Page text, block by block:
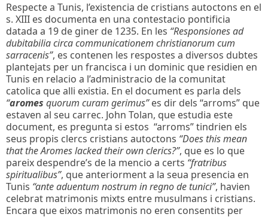
Respecte a Tunis, l’existencia de cristians autoctons en el
s. XIII es documenta en una contestacio pontificia
datada a 19 de giner de 1235. En les “Responsiones ad
dubitabilia circa communicationem christianorum cum
sarracenis”, es contenen les respostes a diversos dubtes
plantejats per un francisca i un dominic que residien en
Tunis en relacio a l’administracio de la comunitat
catolica que alli existia. En el document es parla dels
“aromes quorum curam gerimus”es dir dels “arroms” que
estaven al seu carrec. John Tolan, que estudia este
document, es pregunta si estos “arroms” tindrien els
seus propis clercs cristians autoctons “Does this mean
that the Aromes lacked their own clerics?”, que es lo que
pareix despendre’s de la mencio a certs “fratribus
spiritualibus”, que anteriorment a la seua presencia en
Tunis “ante aduentum nostrum in regno de tunici”, havien
celebrat matrimonis mixts entre musulmans i cristians.
Encara que eixos matrimonis no eren consentits per